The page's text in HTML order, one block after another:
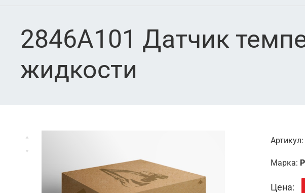
2846A101 Датчик
жидкости
Артикул:
Марка:
Цена: